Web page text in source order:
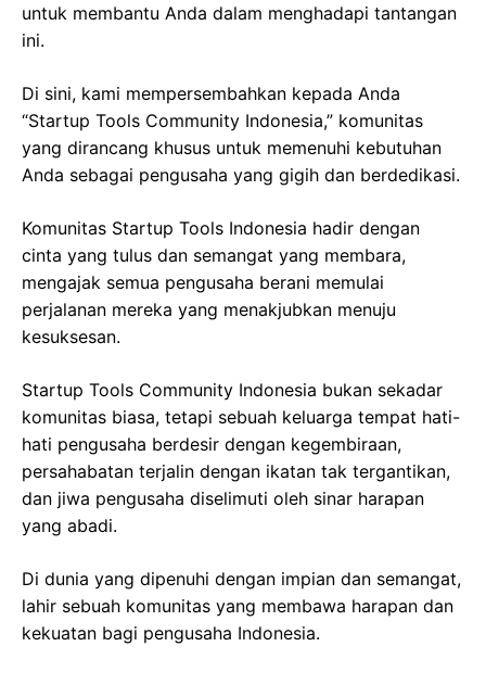
untuk membantu Anda dalam menghadapi tantangan
ini.
Di sini, kami mempersembahkan kepada Anda
“Startup Tools Community Indonesia,” komunitas
yang dirancang khusus untuk memenuhi kebutuhan
Anda sebagai pengusaha yang gigih dan berdedikasi.
Komunitas Startup Tools Indonesia hadir dengan
cinta yang tulus dan semangat yang membara,
mengajak semua pengusaha berani memulai
perjalanan mereka yang menakjubkan menuju
kesuksesan.
Startup Tools Community Indonesia bukan sekadar
komunitas biasa, tetapi sebuah keluarga tempat hati-
hati pengusaha berdesir dengan kegembiraan,
persahabatan terjalin dengan ikatan tak tergantikan,
dan jiwa pengusaha diselimuti oleh sinar harapan
yang abadi.
Di dunia yang dipenuhi dengan impian dan semangat,
lahir sebuah komunitas yang membawa harapan dan
kekuatan bagi pengusaha Indonesia.